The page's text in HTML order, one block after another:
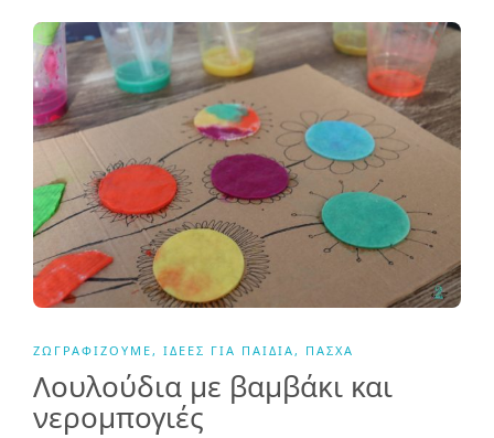
ΖΩΓΡΑΦΊΖΟΥΜΕ , ΙΔΈΕΣ ΓΙΑ ΠΑΙΔΙΆ , ΠΆΣΧΑ
Λουλούδια με βαμβάκι και
νερομπογιές